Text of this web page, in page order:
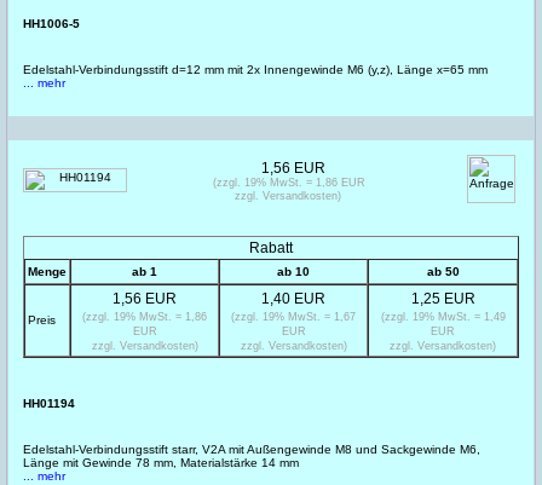
HH1006-5
Edelstahl-Verbindungsstift d=12 mm mit 2x Innengewinde M6 (y,z), Länge x=65 mm
... mehr
HH01194
Edelstahl-Verbindungsstift starr, V2A mit Außengewinde M8 und Sackgewinde M6,
Länge mit Gewinde 78 mm, Materialstärke 14 mm
... mehr
Rabatt
Menge ab 1 ab 10 ab 50
Preis
1,56 EUR
(zzgl. 19% MwSt. = 1,86
EUR
zzgl. Versandkosten)
1,40 EUR
(zzgl. 19% MwSt. = 1,67
EUR
zzgl. Versandkosten)
1,25 EUR
(zzgl. 19% MwSt. = 1,49
EUR
zzgl. Versandkosten)
1,56 EUR
(zzgl. 19% MwSt. = 1,86 EUR
zzgl. Versandkosten)